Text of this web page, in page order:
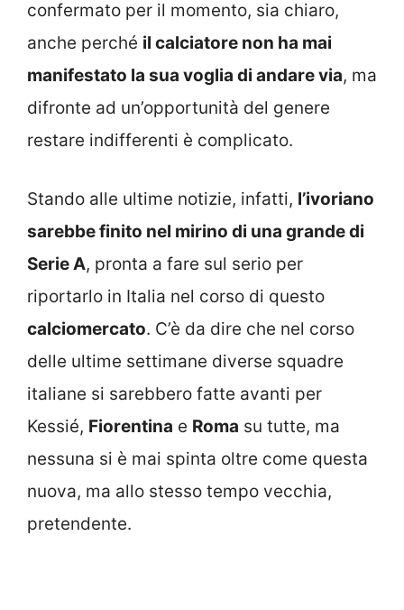
confermato per il momento, sia chiaro,
anche perché il calciatore non ha mai
manifestato la sua voglia di andare via, ma
difronte ad un’opportunità del genere
restare indifferenti è complicato.
Stando alle ultime notizie, infatti, l’ivoriano
sarebbe finito nel mirino di una grande di
Serie A, pronta a fare sul serio per
riportarlo in Italia nel corso di questo
calciomercato. C’è da dire che nel corso
delle ultime settimane diverse squadre
italiane si sarebbero fatte avanti per
Kessié, Fiorentina e Roma su tutte, ma
nessuna si è mai spinta oltre come questa
nuova, ma allo stesso tempo vecchia,
pretendente.